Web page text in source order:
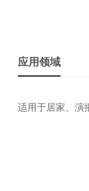
双色COB
应用领域
适用于居家、演